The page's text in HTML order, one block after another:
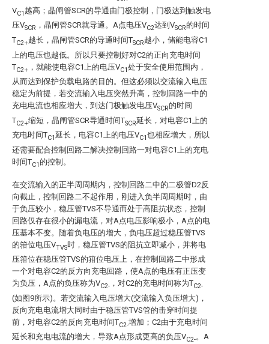
VC1 越高；晶闸管SCR的导通由门极控制，门极达到触发电
压VSCR ，晶闸管SCR就导通。A点电压VC2达到VSCR的时间
TC2+越长，晶闸管SCR的导通时间TSCR越小，储能电容C1
上的电压也越低。所以只要控制好对C2的正向充电时间
TC2+ ，就能使电容C1上的电压VC1处于安全使用范围内，
从而达到保护负载电路的目的。但这必须以交流输入电压
稳定为前提，若交流输入电压突然升高，控制回路一中的
充电电流也相应增大，到达门极触发电压VSCR的时间
TC2+缩短，晶闸管SCR导通时间TSCR延长，对电容C1上的
充电时间TC1延长，电容C1上的电压VC1也相应增大，所以
还需要配合控制回路二解决控制回路一对电容C1上的充电
时间TC1 的控制。
在交流输入的正半周周期内，控制回路二中的二极管D2反
向截止，控制回路二不起作用，刚进入负半周周期时，由
于负压较小，稳压管TVS不导通而处于高阻抗状态，控制
回路仅存在很小的漏电流，对A点电压影响极小，A点的电
压基本不变。随着负电压的增大，负电压超过稳压管TVS
的箝位电压VTVS时，稳压管TVS的阻抗立即减小，并将电
压箝位在稳压管TVS的箝位电压上，在控制回路二中形成
一个对电容C2的反方向充电回路，使A点的电压有正压变
为负压，A点的负压称为VC2- ，对C2的充电时间称为TC2-
(如图9所示)。若交流输入电压增大(交流输入负压增大)，
反向充电电流增大同时由于稳压管TVS管的击穿时间提
前，对电容C2的反向充电时间TC2-增加；C2由于充电时间
延长和充电电流的增大，导致A点形成更高的负压VC2-。A